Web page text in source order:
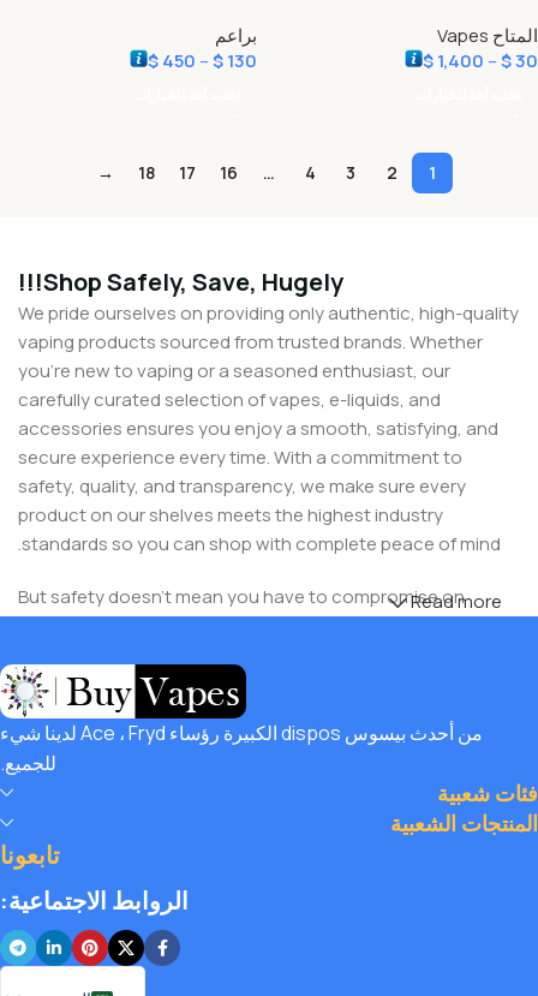
المتاح Vapes
$30
–
$1,400
براعم
$130
–
$450
1
2
3
4
…
16
17
18
→
Shop Safely, Save, Hugely!!!
We pride ourselves on providing only authentic, high-quality
vaping products sourced from trusted brands. Whether
you’re new to vaping or a seasoned enthusiast, our
carefully curated selection of vapes, e-liquids, and
accessories ensures you enjoy a smooth, satisfying, and
secure experience every time. With a commitment to
safety, quality, and transparency, we make sure every
product on our shelves meets the highest industry
standards so you can shop with complete peace of mind.
But safety doesn’t mean you have to compromise on
products with amazing deals, exclusive discounts, and
wallet-friendly prices that let you
enjoying the best the vaping world has to offer. Shop with
confidence, save big, and elevate your vape journey today
with us – where safety, quality, and savings come together.
Read more
من أحدث بيسوس dispos الكبيرة رؤساء Ace ، Fryd لدينا شيء
للجميع.
فئات شعبية
المنتجات الشعبية
تابعونا
الروابط الاجتماعية: